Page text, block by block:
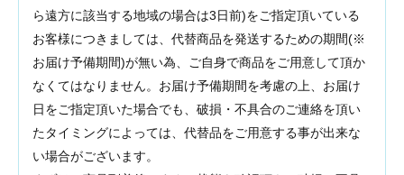
ら遠方に該当する地域の場合は3日前)をご指定頂いている
お客様につきましては、代替商品を発送するための期間(※
お届け予備期間)が無い為、ご自身で商品をご用意して頂か
なくてはなりません。お届け予備期間を考慮の上、お届け
日をご指定頂いた場合でも、破損・不具合のご連絡を頂い
たタイミングによっては、代替品をご用意する事が出来な
い場合がございます。